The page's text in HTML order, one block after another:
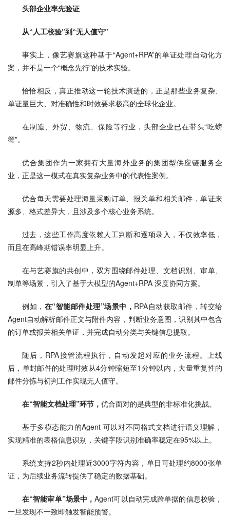
头部企业率先验证
从“人工校验”到“无人值守”
事实上，像艺赛旗这种基于“Agent+RPA”的单证处理自动化方
案，并不是一个“概念先行”的技术实验。
恰恰相反，真正推动这一轮技术演进的，正是那些业务复杂、
单证量巨大、对准确性和时效要求极高的全球化企业。
在制造、外贸、物流、保险等行业，头部企业已在带头“吃螃
蟹”。
优合集团作为一家拥有大量海外业务的集团型供应链服务企
业，正是这一模式在真实复杂业务中的代表性案例。
优合每天需要处理海量采购订单、报关单和相关邮件，单证来
源多、格式差异大，且涉及多个核心业务系统。
过去，这些工作高度依赖人工判断和逐项录入，不仅效率低，
而且在高峰期错误率明显上升。
在与艺赛旗的共创中，双方围绕邮件处理、文档识别、审单、
制单等场景，引入了基于大模型的Agent+RPA 深度协同方案。
例如， 在“智能邮件处理”场景中， RPA自动获取邮件，转交给
Agent自动解析邮件正文与附件内容，判断业务意图，识别其中包含
的订单或报关相关单证，并完成自动分类与关键信息提取。
随后，RPA接管流程执行，自动发起对应的业务流程。上线
后，单封邮件的处理时效从4分钟缩短至1分钟以内，大量重复性的
邮件分拣与初判工作实现无人值守。
在“智能文档处理”环节， 优合面对的是典型的非标准化挑战。
基于多模态能力的Agent 可以对不同格式文档进行语义理解，
实现精准的表格信息识别，关键字段识别准确率稳定在95%以上。
系统支持2秒内处理近3000字符内容，单日可处理约8000张单
证，为后续业务流转提供了稳定的数据基础。
在“智能审单”场景中，Agent可以自动完成跨单据的信息校验，
一旦发现不一致即触发智能预警。